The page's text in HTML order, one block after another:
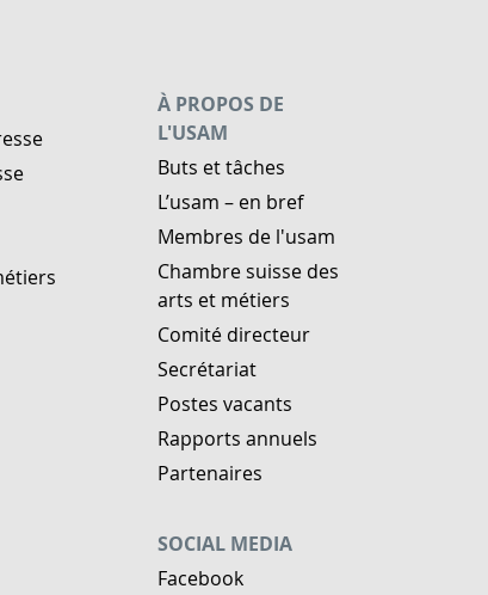
À PROPOS DE
L'USAM
Buts et tâches
L’usam – en bref
Membres de l'usam
Chambre suisse des
arts et métiers
Comité directeur
Secrétariat
Postes vacants
Rapports annuels
Partenaires
SOCIAL MEDIA
Facebook